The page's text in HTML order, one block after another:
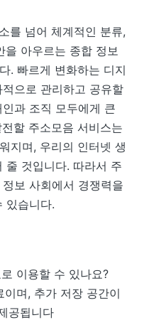
를 넘어 체계적인 분류,
을 아우르는 종합 정보
. 빠르게 변화하는 디지
으로 관리하고 공유할
과 조직 모두에게 큰
할 주소모음 서비스는
지며, 우리의 인터넷 생
줄 것입니다. 따라서 주
보 사회에서 경쟁력을
있습니다.
이용할 수 있나요?
며, 추가 저장 공간이
공됩니다